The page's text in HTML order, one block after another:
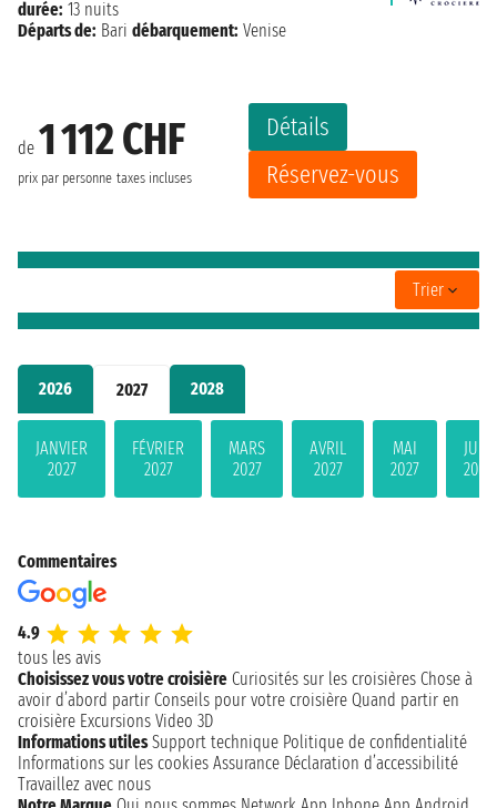
2026 2027 2028
JANVIER
2027
FÉVRIER
2027
MARS
2027
AVRIL
2027
MAI
2027
JUIN
2027
de 1 112 CHF
prix par personne taxes incluses
Détails
Réservez-vous
durée: 13 nuits
Départs de: Bari débarquement: Venise
Trier
Commentaires
4.9
tous les avis
Choisissez vous votre croisière Curiosités sur les croisières Chose à
avoir d’abord partir Conseils pour votre croisière Quand partir en
croisière Excursions Video 3D
Informations utiles Support technique Politique de confidentialité
Informations sur les cookies Assurance Déclaration d’accessibilité
Travaillez avec nous